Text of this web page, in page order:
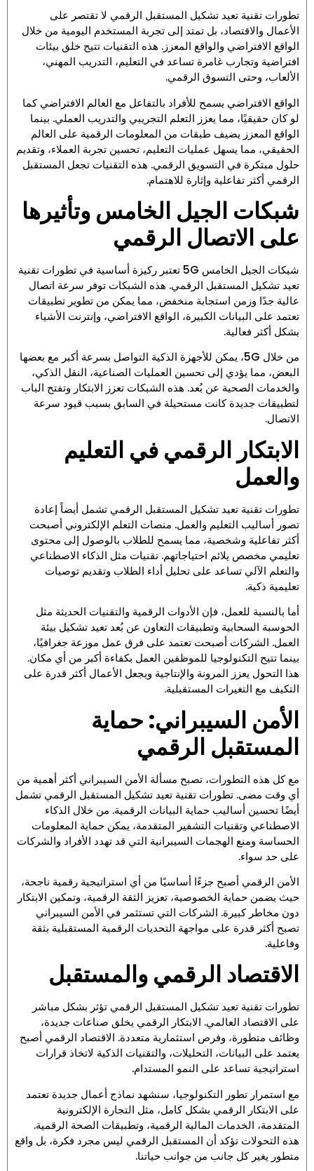
تطورات تقنية تعيد تشكيل المستقبل الرقمي لا تقتصر على
الأعمال والاقتصاد، بل تمتد إلى تجربة المستخدم اليومية من خلال
الواقع الافتراضي والواقع المعزز. هذه التقنيات تتيح خلق بيئات
افتراضية وتجارب غامرة تساعد في التعليم، التدريب المهني،
الألعاب، وحتى التسوق الرقمي.
الواقع الافتراضي يسمح للأفراد بالتفاعل مع العالم الافتراضي كما
لو كان حقيقيًا، مما يعزز التعلم التجريبي والتدريب العملي. بينما
الواقع المعزز يضيف طبقات من المعلومات الرقمية على العالم
الحقيقي، مما يسهل عمليات التعليم، تحسين تجربة العملاء، وتقديم
حلول مبتكرة في التسويق الرقمي. هذه التقنيات تجعل المستقبل
الرقمي أكثر تفاعلية وإثارة للاهتمام.
شبكات الجيل الخامس وتأثيرها
على الاتصال الرقمي
شبكات الجيل الخامس 5G تعتبر ركيزة أساسية في تطورات تقنية
تعيد تشكيل المستقبل الرقمي. هذه الشبكات توفر سرعة اتصال
عالية جدًا وزمن استجابة منخفض، مما يمكن من تطوير تطبيقات
تعتمد على البيانات الكبيرة، الواقع الافتراضي، وإنترنت الأشياء
بشكل أكثر فعالية.
من خلال 5G، يمكن للأجهزة الذكية التواصل بسرعة أكبر مع بعضها
البعض، مما يؤدي إلى تحسين العمليات الصناعية، النقل الذكي،
والخدمات الصحية عن بُعد. هذه الشبكات تعزز الابتكار وتفتح الباب
لتطبيقات جديدة كانت مستحيلة في السابق بسبب قيود سرعة
الاتصال.
الابتكار الرقمي في التعليم
والعمل
تطورات تقنية تعيد تشكيل المستقبل الرقمي تشمل أيضاً إعادة
تصور أساليب التعليم والعمل. منصات التعلم الإلكتروني أصبحت
أكثر تفاعلية وشخصية، مما يسمح للطلاب بالوصول إلى محتوى
تعليمي مخصص يلائم احتياجاتهم. تقنيات مثل الذكاء الاصطناعي
والتعلم الآلي تساعد على تحليل أداء الطلاب وتقديم توصيات
تعليمية ذكية.
أما بالنسبة للعمل، فإن الأدوات الرقمية والتقنيات الحديثة مثل
الحوسبة السحابية وتطبيقات التعاون عن بُعد تعيد تشكيل بيئة
العمل. الشركات أصبحت تعتمد على فرق عمل موزعة جغرافيًا،
بينما تتيح التكنولوجيا للموظفين العمل بكفاءة أكبر من أي مكان.
هذا التحول يعزز المرونة والإنتاجية ويجعل الأعمال أكثر قدرة على
التكيف مع التغيرات المستقبلية.
الأمن السيبراني: حماية
المستقبل الرقمي
مع كل هذه التطورات، تصبح مسألة الأمن السيبراني أكثر أهمية من
أي وقت مضى. تطورات تقنية تعيد تشكيل المستقبل الرقمي تشمل
أيضًا تحسين أساليب حماية البيانات الرقمية. من خلال الذكاء
الاصطناعي وتقنيات التشفير المتقدمة، يمكن حماية المعلومات
الحساسة ومنع الهجمات السيبرانية التي قد تهدد الأفراد والشركات
على حد سواء.
الأمن الرقمي أصبح جزءًا أساسيًا من أي استراتيجية رقمية ناجحة،
حيث يضمن حماية الخصوصية، تعزيز الثقة الرقمية، وتمكين الابتكار
دون مخاطر كبيرة. الشركات التي تستثمر في الأمن السيبراني
تصبح أكثر قدرة على مواجهة التحديات الرقمية المستقبلية بثقة
وفاعلية.
الاقتصاد الرقمي والمستقبل
تطورات تقنية تعيد تشكيل المستقبل الرقمي تؤثر بشكل مباشر
على الاقتصاد العالمي. الابتكار الرقمي يخلق صناعات جديدة،
وظائف متطورة، وفرص استثمارية متعددة. الاقتصاد الرقمي أصبح
يعتمد على البيانات، التحليلات، والتقنيات الذكية لاتخاذ قرارات
استراتيجية تساعد على النمو المستدام.
مع استمرار تطور التكنولوجيا، سنشهد نماذج أعمال جديدة تعتمد
على الابتكار الرقمي بشكل كامل، مثل التجارة الإلكترونية
المتقدمة، الخدمات المالية الرقمية، وتطبيقات الصحة الرقمية.
هذه التحولات تؤكد أن المستقبل الرقمي ليس مجرد فكرة، بل واقع
متطور يغير كل جانب من جوانب حياتنا.